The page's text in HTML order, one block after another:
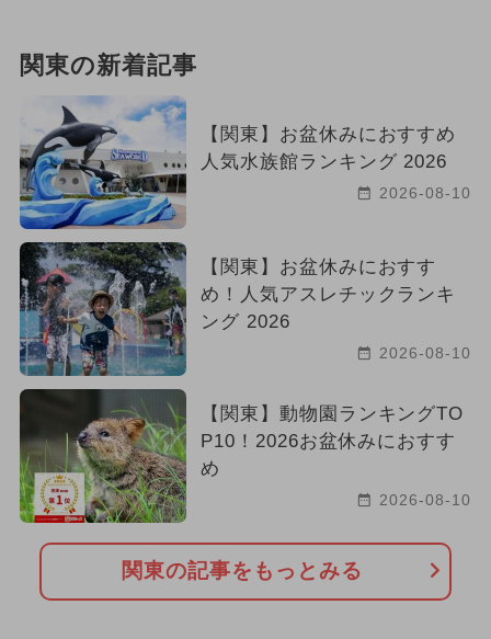
関東の新着記事
【関東】お盆休みにおすすめ
人気水族館ランキング 2026
2026-08-10
【関東】お盆休みにおすす
め！人気アスレチックランキ
ング 2026
2026-08-10
【関東】動物園ランキングTO
P10！2026お盆休みにおすす
め
2026-08-10
関東の記事をもっとみる